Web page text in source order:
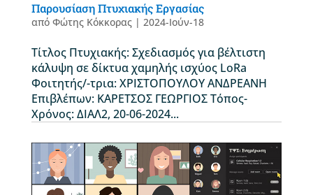
Παρουσίαση Πτυχιακής Εργασίας
από Φώτης Κόκκορας| 2024-Ιούν-18
Τίτλος Πτυχιακής: Σχεδιασμός για βέλτιστη
κάλυψη σε δίκτυα χαμηλής ισχύος LoRa
Φοιτητής/-τρια: ΧΡΙΣΤΟΠΟΥΛΟΥ ΑΝΔΡΕΑΝΗ
Επιβλέπων: ΚΑΡΕΤΣΟΣ ΓΕΩΡΓΙΟΣ Τόπος-
Χρόνος: ΔΙΑΛ2, 20-06-2024...